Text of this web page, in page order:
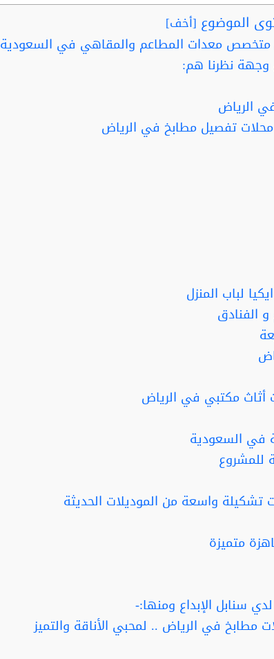
الموضوع [أخف]
متخصص معدات المطاعم والمقاهي في السعودية
نظرنا هم:
الرياض
لباب المنزل
الفنادق
في السعودية
للمشروع
تشكيلة واسعة من الموديلات الحديثة
متميزة
سنابل الإبداع ومنها:-